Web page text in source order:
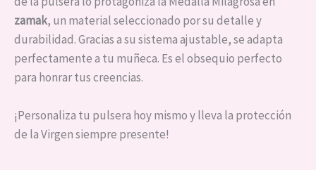
zamak, un material seleccionado por su detalle y
durabilidad. Gracias a su sistema ajustable, se adapta
perfectamente a tu muñeca. Es el obsequio perfecto
para honrar tus creencias.
¡Personaliza tu pulsera hoy mismo y lleva la protección
de la Virgen siempre presente!